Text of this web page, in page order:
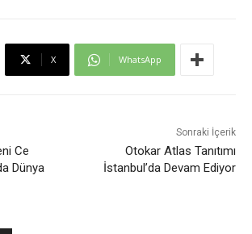
X WhatsApp
Ce
Dünya
Sonraki İçerik
Otokar Atlas Tanıtımı
İstanbul’da Devam Ediyor